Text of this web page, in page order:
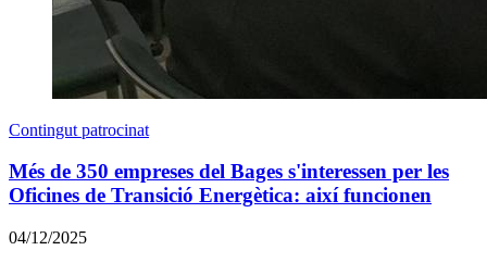
Contingut patrocinat
Més de 350 empreses del Bages s'interessen per les
Oficines de Transició Energètica: així funcionen
04/12/2025